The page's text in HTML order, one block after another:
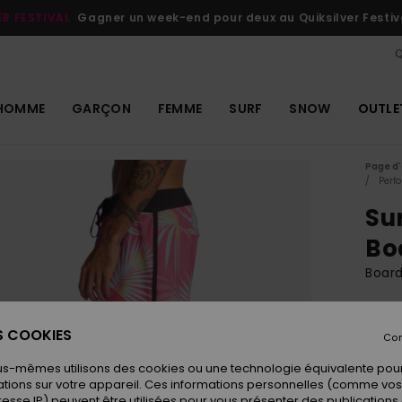
FESTIVAL Gagner un week-end pour deux au Quiksilver
GARÇON FEMME SURF SNOW
Page
COOKIES
mêmes utilisons des cookies ou une technologie équivalente
sur votre appareil. Ces informations personnelles (comme